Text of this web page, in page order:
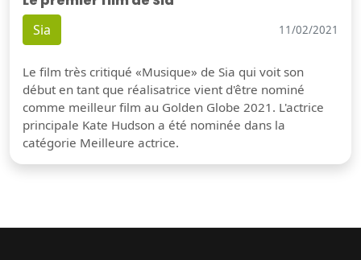
Sia 11/02/2021
Le film très critiqué «Musique» de Sia qui voit son
début en tant que réalisatrice vient d'être nominé
comme meilleur film au Golden Globe 2021. L'actrice
principale Kate Hudson a été nominée dans la
catégorie Meilleure actrice.